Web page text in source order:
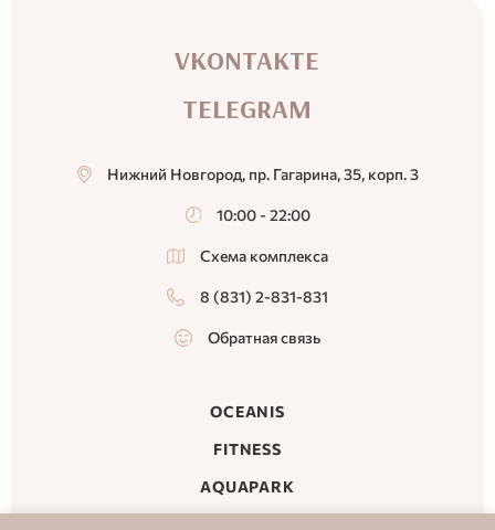
VKONTAKTE
TELEGRAM
Нижний Новгород, пр. Гагарина, 35, корп. 3
10:00 - 22:00
Схема комплекса
8 (831) 2-831-831
Обратная связь
OCEANIS
FITNESS
AQUAPARK